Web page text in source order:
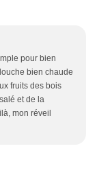
pour bien
bien chaude
fruits des bois
et de la
mon réveil